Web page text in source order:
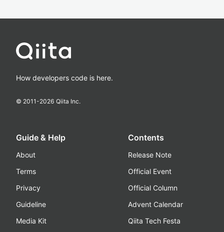
How developers code is here.
© 2011-2026 Qiita Inc.
Guide & Help
About
Terms
Privacy
Guideline
Media Kit
Contents
Release Note
Official Event
Official Column
Advent Calendar
Qiita Tech Festa